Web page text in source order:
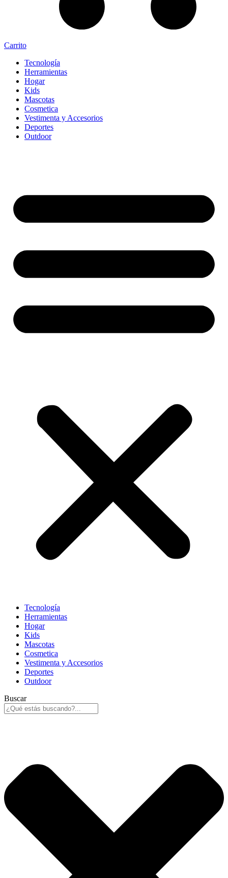
Carrito
Tecnología
Herramientas
Hogar
Kids
Mascotas
Cosmetica
Vestimenta y Accesorios
Deportes
Outdoor
Tecnología
Herramientas
Hogar
Kids
Mascotas
Cosmetica
Vestimenta y Accesorios
Deportes
Outdoor
Buscar